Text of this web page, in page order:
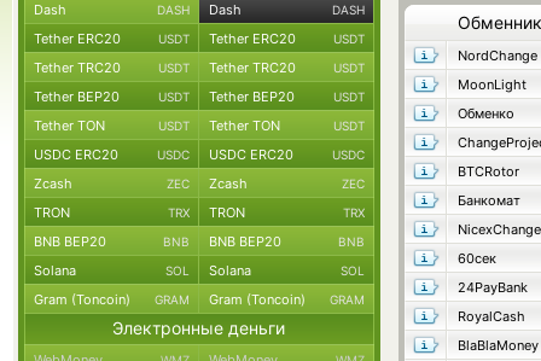
Обменник
NordChange
MoonLight
Обменко
BTCRotor
Банкомат
60сек
24PayBank
RoyalCash
BlaBlaMoney
Dash DASH Dash DASH
Tether ERC20 USDT Tether ERC20 USDT
Tether TRC20 USDT Tether TRC20 USDT
Tether BEP20 USDT Tether BEP20 USDT
Tether TON USDT Tether TON USDT
USDC ERC20 USDC USDC ERC20 USDC
Zcash ZEC Zcash ZEC
TRON TRX TRON TRX
BNB BEP20 BNB BNB BEP20 BNB
Solana SOL Solana SOL
Gram (Toncoin) GRAM Gram (Toncoin) GRAM
Электронные деньги